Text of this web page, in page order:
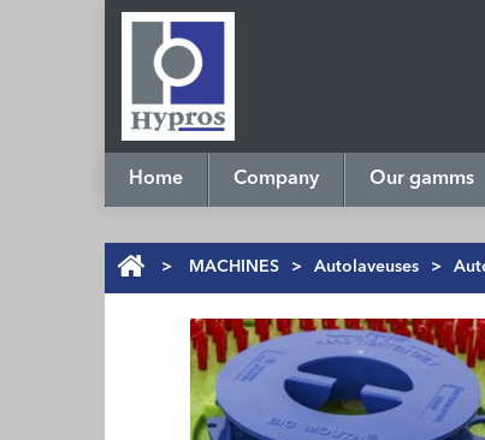
Home Company Our gamms
> MACHINES > Autolaveuses >